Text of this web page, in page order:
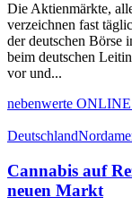
Die Aktienmärkte,
verzeichnen fast
der deutschen Börse
beim deutschen
vor und...
nebenwerte
Deutschland
Cannabis auf
neuen Markt